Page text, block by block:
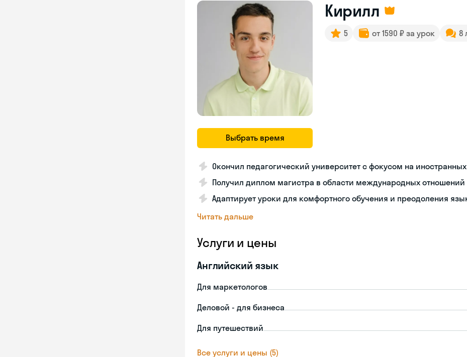
Выбрать время
Кирилл
5 от 1590 ₽ за урок 8
Окончил педагогический университет с фокусом на
Получил диплом магистра в области международных отношений
Адаптирует уроки для комфортного обучения и преодоления
Читать дальше
Услуги и цены
Английский язык
Для маркетологов
Деловой - для бизнеса
Для путешествий
Все услуги и цены (5)